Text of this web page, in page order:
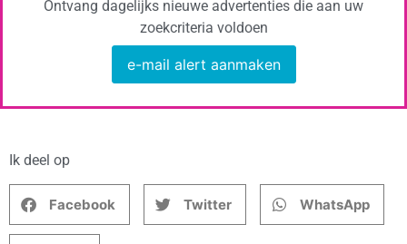
Ontvang dagelijks nieuwe advertenties die aan uw
zoekcriteria voldoen
e-mail alert aanmaken
Ik deel op
Facebook Twitter WhatsApp